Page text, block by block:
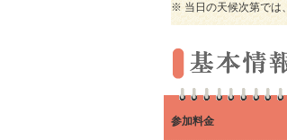
※ 当日の天候次第では
参加料金